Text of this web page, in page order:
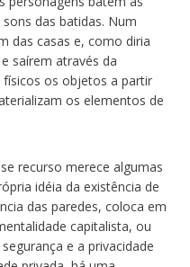
das batidas. Num
das casas e, como diria
saírem através da
físicos os objetos a partir
os elementos de
recurso merece algumas
idéia da existência de
das paredes, coloca em
capitalista, ou
e a privacidade